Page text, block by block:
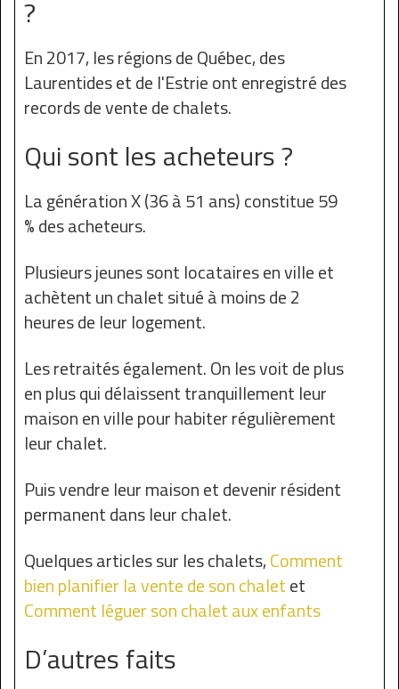
?
En 2017, les régions de Québec, des
Laurentides et de l'Estrie ont enregistré des
records de vente de chalets.
Qui sont les acheteurs ?
La génération X (36 à 51 ans) constitue 59
% des acheteurs.
Plusieurs jeunes sont locataires en ville et
achètent un chalet situé à moins de 2
heures de leur logement.
Les retraités également. On les voit de plus
en plus qui délaissent tranquillement leur
maison en ville pour habiter régulièrement
leur chalet.
Puis vendre leur maison et devenir résident
permanent dans leur chalet.
Quelques articles sur les chalets,Comment
bien planifier la vente de son chaletet
Comment léguer son chalet aux enfants
D’autres faits